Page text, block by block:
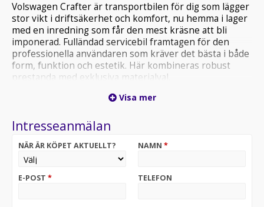
Volswagen Crafter är transportbilen för dig som lägger
stor vikt i driftsäkerhet och komfort, nu hemma i lager
med en inredning som får den mest kräsne att bli
imponerad. Fulländad servicebil framtagen för den
professionella användaren som kräver det bästa i både
form, funktion och estetik. Här kombineras robust
prestanda med exklusiva materialval.
När vi öppnar dörrarna till skåpet blir det genast tydligt
verkstadsinredning från System Edström. Här finns ett
överblick över innehållet. Arbetsbänk, verktygstavlor
och skruvstäd skapar en praktisk arbetsyta, medan ett
gör det enkelt att hålla ordning på utrustningen.
Visa mer
Intresseanmälan
NÄR ÄR KÖPET AKTUELLT? NAMN *
E-POST * TELEFON